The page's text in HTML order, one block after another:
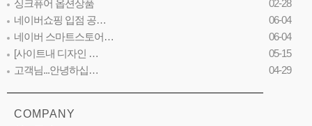
싱크퓨어 옵션상품
02-28
네이버쇼핑 입점 공…
06-04
네이버 스마트스토어…
06-04
[사이트내 디자인 …
05-15
고객님...안녕하십…
04-29
COMPANY